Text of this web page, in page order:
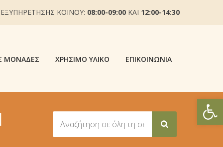
ΚΟΙΝΟΥ: 08:00-09:00 ΚΑΙ 12:00-14:30
ΜΟΝΆΔΕΣ ΧΡΉΣΙΜΟ ΥΛΙΚΌ ΕΠΙΚΟΙΝΩΝΊΑ